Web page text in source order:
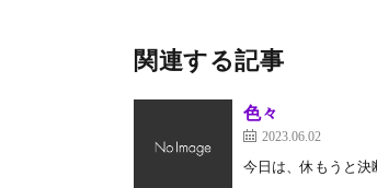
関連する記事
色々
2023.06.02
今日は、休もうと